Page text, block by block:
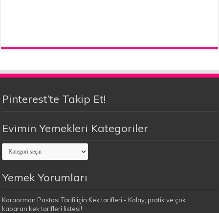
Pinterest’te Takip Et!
Evimin Yemekleri Kategoriler
Evimin
Yemekleri
Kategoriler
Yemek Yorumları
Karaorman Pastası Tarifi için Kek tarifleri - Kolay, pratik ve çok
kabaran kek tarifleri listesi!